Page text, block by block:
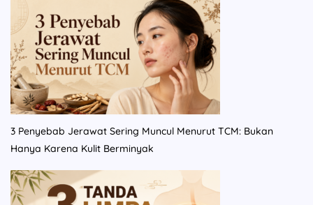
3 Penyebab Jerawat Sering Muncul Menurut TCM: Bukan
Hanya Karena Kulit Berminyak